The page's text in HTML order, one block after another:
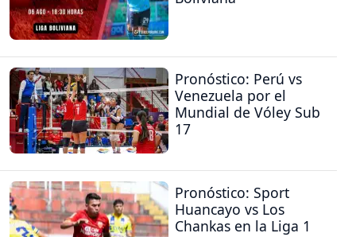
Pronóstico: Perú vs
Venezuela por el
Mundial de Vóley Sub
17
Pronóstico: Sport
Huancayo vs Los
Chankas en la Liga 1